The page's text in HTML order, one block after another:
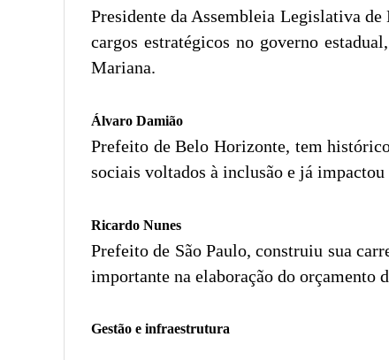
Presidente da Assembleia Legislativa
cargos estratégicos no governo
Mariana.
Álvaro Damião
Prefeito de Belo Horizonte, tem
sociais voltados à inclusão e já
Ricardo Nunes
Prefeito de São Paulo, construiu sua
importante na elaboração do orçamento
Gestão e infraestrutura